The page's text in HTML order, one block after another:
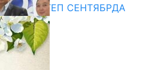
МЕКТЕП СЕНТЯБРДА
сөзү